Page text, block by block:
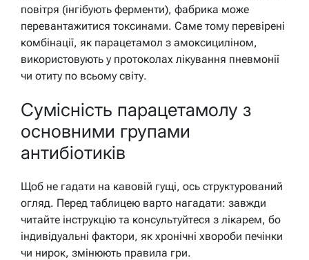
повітря (інгібують ферменти), фабрика може
перевантажитися токсинами. Саме тому перевірені
комбінації, як парацетамол з амоксициліном,
використовують у протоколах лікування пневмонії
чи отиту по всьому світу.
Сумісність парацетамолу з
основними групами
антибіотиків
Щоб не гадати на кавовій гущі, ось структурований
огляд. Перед таблицею варто нагадати: завжди
читайте інструкцію та консультуйтеся з лікарем, бо
індивідуальні фактори, як хронічні хвороби печінки
чи нирок, змінюють правила гри.